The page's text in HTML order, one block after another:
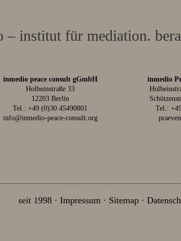
– institut für mediation.
inmedio peace consult gGmbH
Holbeinstraße 33
12203 Berlin
Tel.:+49 (0)30 45490801
info@inmedio-peace-consult.org
inmedio
Tel.:
seit 1998 Impressum Sitemap